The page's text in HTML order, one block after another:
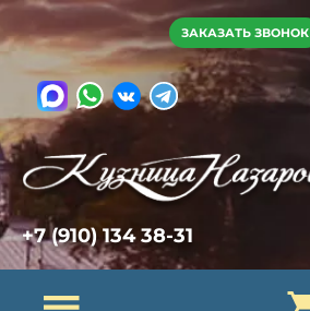
ЗАКАЗАТЬ ЗВОНОК
+7 (910) 134 38-31